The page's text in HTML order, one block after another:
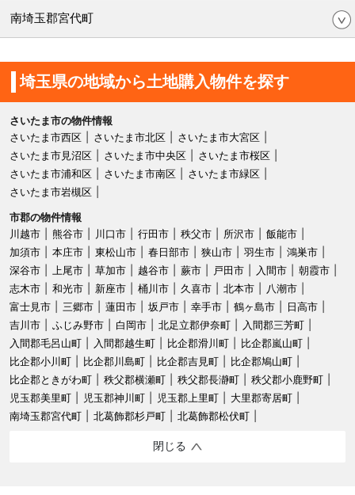
南埼玉郡宮代町
埼玉県の地域から土地購入物件を探す
さいたま市の物件情報
さいたま市西区
さいたま市北区
さいたま市大宮区
さいたま市見沼区
さいたま市中央区
さいたま市桜区
さいたま市浦和区
さいたま市南区
さいたま市緑区
さいたま市岩槻区
市郡の物件情報
川越市
熊谷市 川口市 行田市 秩父市 所沢市
飯能市
加須市
本庄市 東松山市 春日部市 狭山市 羽生市
鴻巣市
深谷市
上尾市 草加市 越谷市 蕨市 戸田市 入間市
朝霞市
志木市
和光市 新座市 桶川市 久喜市 北本市
八潮市
富士見市
三郷市 蓮田市 坂戸市 幸手市 鶴ヶ島市
日高市
吉川市
ふじみ野市 白岡市 北足立郡伊奈町
入間郡三芳町
入間郡毛呂山町
入間郡越生町 比企郡滑川町
比企郡嵐山町
比企郡小川町
比企郡川島町 比企郡吉見町
比企郡鳩山町
比企郡ときがわ町
秩父郡横瀬町 秩父郡長瀞町
秩父郡小鹿野町
児玉郡美里町
児玉郡神川町 児玉郡上里町
大里郡寄居町
南埼玉郡宮代町
北葛飾郡杉戸町 北葛飾郡松伏町
閉じる